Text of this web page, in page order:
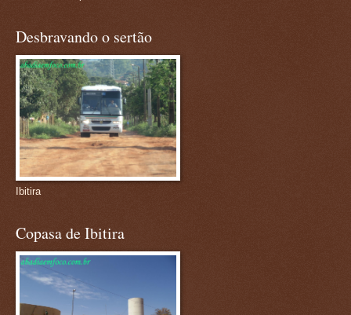
Desbravando o sertão
Ibitira
Copasa de Ibitira